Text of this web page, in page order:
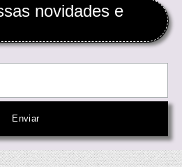
novidades e